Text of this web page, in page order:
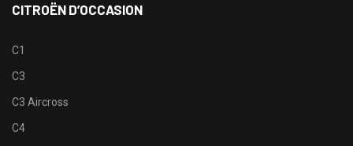
CITROËN D’OCCASION
C1
C3
C3 Aircross
C4